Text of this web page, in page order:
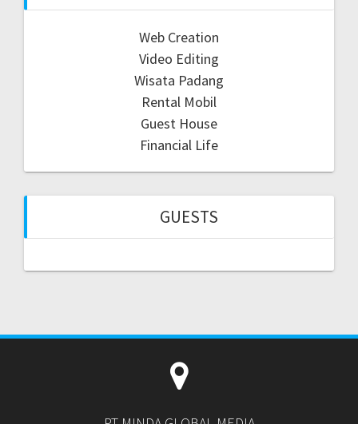
Web Creation
Video Editing
Wisata Padang
Rental Mobil
Guest House
Financial Life
GUESTS